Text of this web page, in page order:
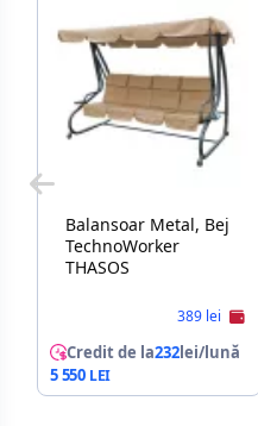
Balansoar Metal, Bej
TechnoWorker
THASOS
389 lei
Credit de la232lei/lună
5 550